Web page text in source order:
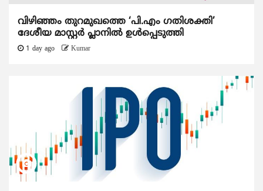
വിഴിഞ്ഞം തുറമുഖത്തെ ‘പി.എം ഗതിശക്തി’
ദേശീയ മാസ്റ്റർ പ്ലാനിൽ ഉൾപ്പെടുത്തി
1 day ago Kumar